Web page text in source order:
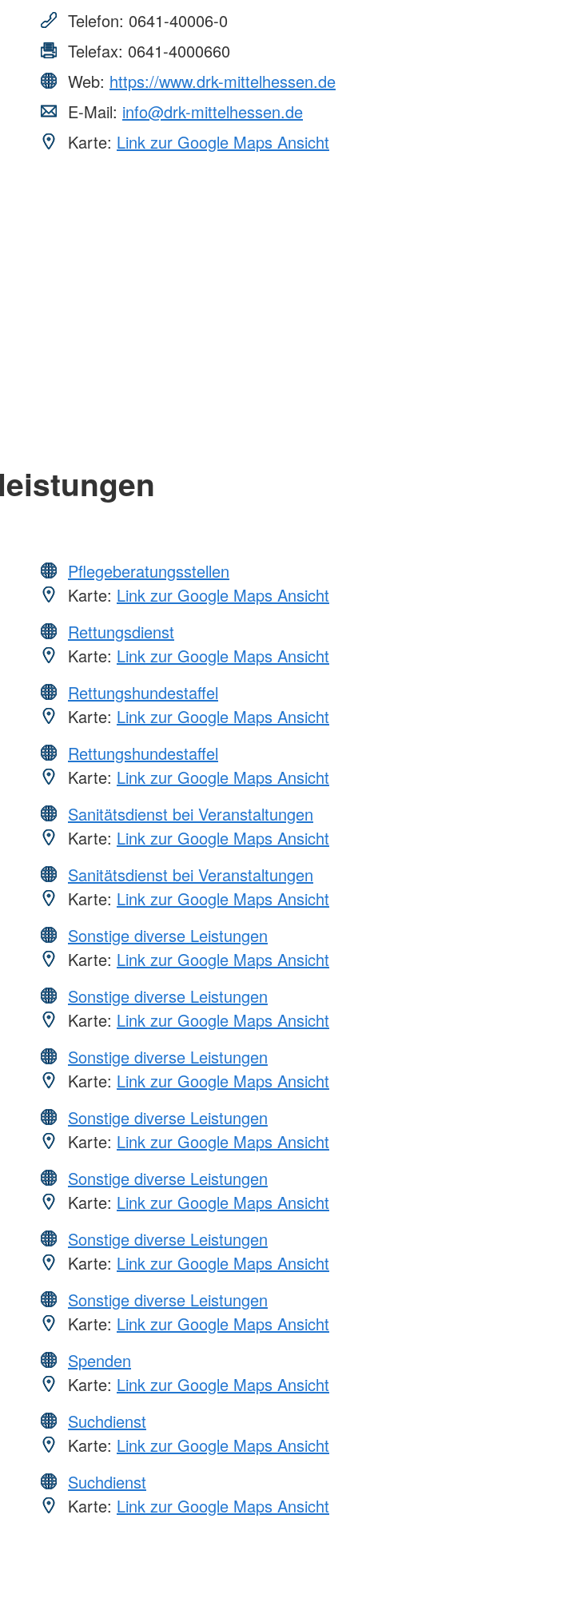
Telefon: 0641-40006-0
Telefax: 0641-4000660
Web: https://www.drk-mittelhessen.de
E-Mail: info@drk-mittelhessen.de
Karte: Link zur Google Maps Ansicht
Pflegeberatungsstellen
Karte: Link zur Google Maps Ansicht
Rettungsdienst
Karte: Link zur Google Maps Ansicht
Rettungshundestaffel
Karte: Link zur Google Maps Ansicht
Rettungshundestaffel
Karte: Link zur Google Maps Ansicht
Sanitätsdienst bei Veranstaltungen
Karte: Link zur Google Maps Ansicht
Sanitätsdienst bei Veranstaltungen
Karte: Link zur Google Maps Ansicht
Sonstige diverse Leistungen
Karte: Link zur Google Maps Ansicht
Sonstige diverse Leistungen
Karte: Link zur Google Maps Ansicht
Sonstige diverse Leistungen
Karte: Link zur Google Maps Ansicht
Sonstige diverse Leistungen
Karte: Link zur Google Maps Ansicht
Sonstige diverse Leistungen
Karte: Link zur Google Maps Ansicht
Sonstige diverse Leistungen
Karte: Link zur Google Maps Ansicht
Sonstige diverse Leistungen
Karte: Link zur Google Maps Ansicht
Spenden
Karte: Link zur Google Maps Ansicht
Suchdienst
Karte: Link zur Google Maps Ansicht
Suchdienst
Karte: Link zur Google Maps Ansicht